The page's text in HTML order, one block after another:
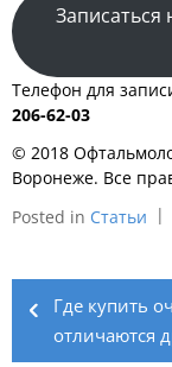
Записаться
Телефон для
206-62-03
© 2018
Воронеже. Все
Posted in Статьи
Навигация
по
записям
Где купить
отличаются